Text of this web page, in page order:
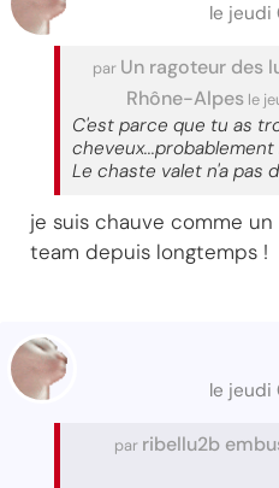
le jeudi
par Un ragoteur des
Rhône-Alpes le
C'est parce que tu as
cheveux...probablement
Le chaste valet n'a pas
je suis chauve comme
team depuis longtemps !
le jeudi
par ribellu2b